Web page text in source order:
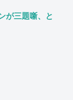
が三題噺、と